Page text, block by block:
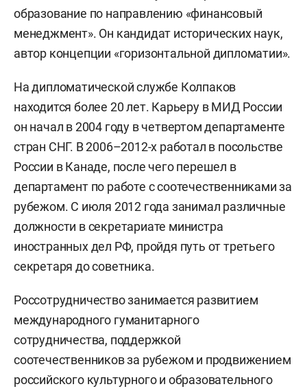
образование по направлению «финансовый
менеджмент». Он кандидат исторических наук,
автор концепции «горизонтальной дипломатии».
На дипломатической службе Колпаков
находится более 20 лет. Карьеру в МИД России
он начал в 2004 году в четвертом департаменте
стран СНГ. В 2006–2012-х работал в посольстве
России в Канаде, после чего перешел в
департамент по работе с соотечественниками за
рубежом. С июля 2012 года занимал различные
должности в секретариате министра
иностранных дел РФ, пройдя путь от третьего
секретаря до советника.
Россотрудничество занимается развитием
международного гуманитарного
сотрудничества, поддержкой
соотечественников за рубежом и продвижением
российского культурного и образовательного